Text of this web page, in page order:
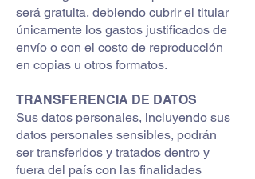
será gratuita, debiendo cubrir el titular
únicamente los gastos justificados de
envío o con el costo de reproducción
en copias u otros formatos.
TRANSFERENCIA DE DATOS
Sus datos personales, incluyendo sus
datos personales sensibles, podrán
ser transferidos y tratados dentro y
fuera del país con las finalidades